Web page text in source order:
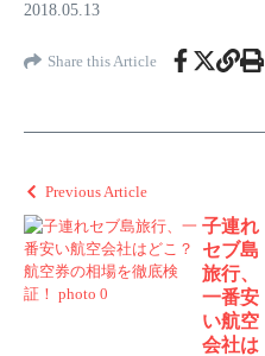
2018.05.13
Share this Article
Previous Article
子連れ
セブ島
旅行、
一番安
い航空
会社は